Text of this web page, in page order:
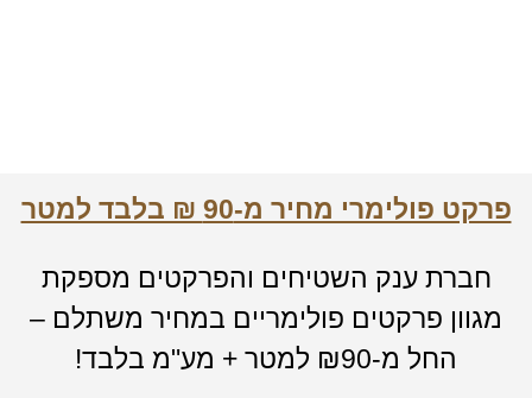
פרקט פולימרי מחיר מ-90 ₪ בלבד למטר
חברת ענק השטיחים והפרקטים מספקת
מגוון פרקטים פולימריים במחיר משתלם –
החל מ-₪90 למטר + מע"מ בלבד!